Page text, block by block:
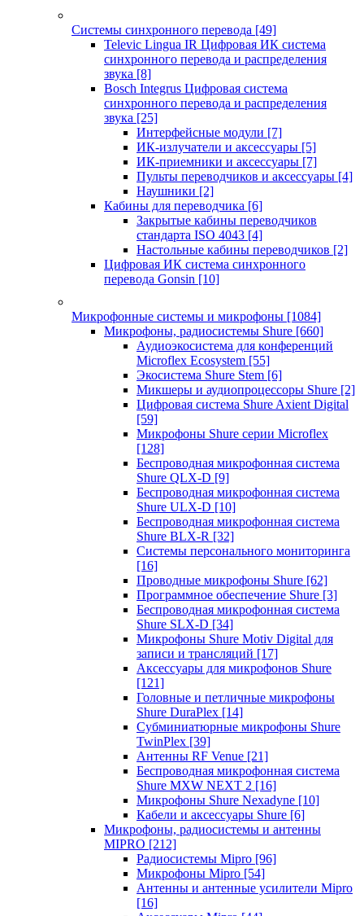
Системы синхронного перевода [49]
Televic Lingua IR Цифровая ИК система
синхронного перевода и распределения
звука [8]
Bosch Integrus Цифровая система
синхронного перевода и распределения
звука [25]
Интерфейсные модули [7]
ИК-излучатели и аксессуары [5]
ИК-приемники и аксессуары [7]
Пульты переводчиков и аксессуары [4]
Наушники [2]
Кабины для переводчика [6]
Закрытые кабины переводчиков
стандарта ISO 4043 [4]
Настольные кабины переводчиков [2]
Цифровая ИК система синхронного
перевода Gonsin [10]
Микрофонные системы и микрофоны [1084]
Микрофоны, радиосистемы Shure [660]
Аудиоэкосистема для конференций
Microflex Ecosystem [55]
Экосистема Shure Stem [6]
Микшеры и аудиопроцессоры Shure [2]
Цифровая система Shure Axient Digital
[59]
Микрофоны Shure серии Microflex
[128]
Беспроводная микрофонная система
Shure QLX-D [9]
Беспроводная микрофонная система
Shure ULX-D [10]
Беспроводная микрофонная система
Shure BLX-R [32]
Системы персонального мониторинга
[16]
Проводные микрофоны Shure [62]
Программное обеспечение Shure [3]
Беспроводная микрофонная система
Shure SLX-D [34]
Микрофоны Shure Motiv Digital для
записи и трансляций [17]
Аксессуары для микрофонов Shure
[121]
Головные и петличные микрофоны
Shure DuraPlex [14]
Субминиатюрные микрофоны Shure
TwinPlex [39]
Антенны RF Venue [21]
Беспроводная микрофонная система
Shure MXW NEXT 2 [16]
Микрофоны Shure Nexadyne [10]
Кабели и аксессуары Shure [6]
Микрофоны, радиосистемы и антенны
MIPRO [212]
Радиосистемы Mipro [96]
Микрофоны Mipro [54]
Антенны и антенные усилители Mipro
[16]